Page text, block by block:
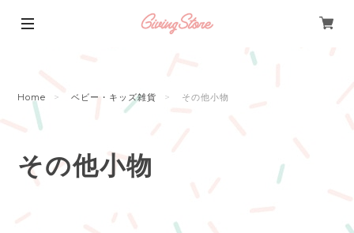
Home ベビー・キッズ雑貨 その他小物
その他小物